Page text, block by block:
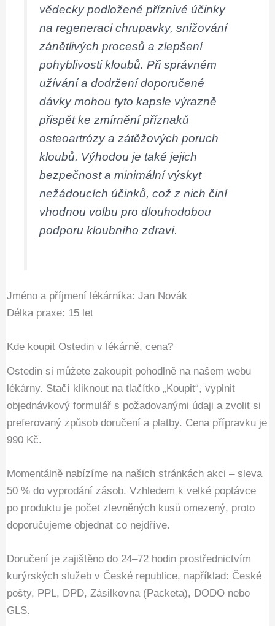
vědecky podložené příznivé účinky
na regeneraci chrupavky, snižování
zánětlivých procesů a zlepšení
pohyblivosti kloubů. Při správném
užívání a dodržení doporučené
dávky mohou tyto kapsle výrazně
přispět ke zmírnění příznaků
osteoartrózy a zátěžových poruch
kloubů. Výhodou je také jejich
bezpečnost a minimální výskyt
nežádoucích účinků, což z nich činí
vhodnou volbu pro dlouhodobou
podporu kloubního zdraví.
Jméno a příjmení lékárníka: Jan Novák
Délka praxe: 15 let
Kde koupit Ostedin v lékárně, cena?
Ostedin si můžete zakoupit pohodlně na našem webu
lékárny. Stačí kliknout na tlačítko „Koupit“, vyplnit
objednávkový formulář s požadovanými údaji a zvolit si
preferovaný způsob doručení a platby. Cena přípravku je
990 Kč.
Momentálně nabízíme na našich stránkách akci – sleva
50 % do vyprodání zásob. Vzhledem k velké poptávce
po produktu je počet zlevněných kusů omezený, proto
doporučujeme objednat co nejdříve.
Doručení je zajištěno do 24–72 hodin prostřednictvím
kurýrských služeb v České republice, například: České
pošty, PPL, DPD, Zásilkovna (Packeta), DODO nebo
GLS.